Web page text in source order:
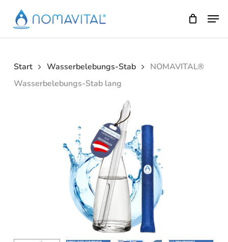
main
Start Wasserbelebungs-Stab
NOMAVITAL®
Wasserbelebungs-Stab lang